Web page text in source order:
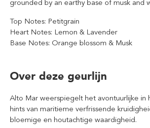
grounded by an earthy base of musk and
Top Notes: Petitgrain
Heart Notes: Lemon & Lavender
Base Notes: Orange blossom & Musk
Over deze geurlijn
Alto Mar weerspiegelt het avontuurlijke in
hints van maritieme verfrissende
bloemige en houtachtige waardigheid.